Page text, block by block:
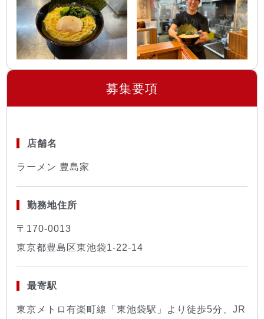
募集要項
店舗名
ラーメン 豊島家
勤務地住所
〒170-0013
東京都豊島区東池袋1-22-14
最寄駅
東京メトロ有楽町線「東池袋駅」より徒歩5分、JR